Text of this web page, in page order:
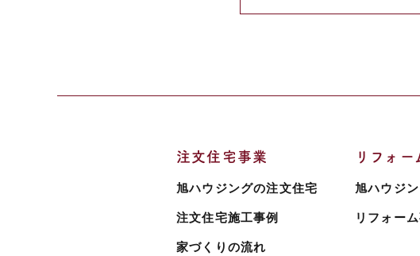
注文住宅事業
旭ハウジングの注文住宅
注文住宅施工事例
家づくりの流れ
リフォー
旭ハウジ
リフォー